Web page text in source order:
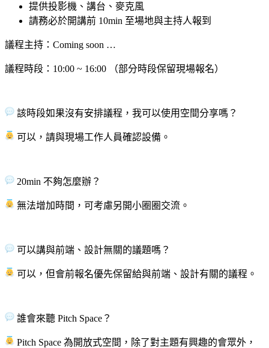
提供投影機、講台、麥克風
請務必於開講前 10min 至場地與主持人報到
議程主持：Coming soon …
議程時段：10:00 ~ 16:00 （部分時段保留現場報名）
該時段如果沒有安排議程，我可以使用空間分享嗎？
可以，請與現場工作人員確認設備。
20min 不夠怎麼辦？
​​​​​​​無法增加時間，可考慮另開小圈圈交流。
​​​​​​​可以講與前端、設計無關的議題嗎？
​​​​​​​可以，但會前報名優先保留給與前端、設計有關的議程。
​​​​​​​誰會來聽 Pitch Space？
​​​​​​​Pitch Space 為開放式空間，除了對主題有興趣的會眾外，